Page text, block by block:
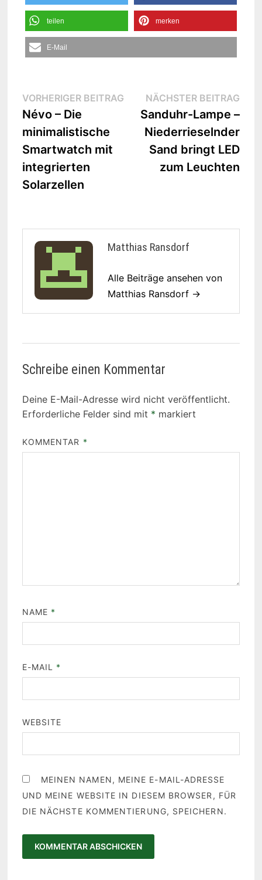
teilen merken
E-Mail
Beitrags-
Navigation
VORHERIGER BEITRAGVorheriger
Beitrag:
Névo – Die
minimalistische
Smartwatch mit
integrierten
Solarzellen
NÄCHSTER BEITRAG
Sanduhr-Lampe –
Niederrieselnder
Sand bringt LED
zum Leuchten
Matthias Ransdorf
Alle Beiträge ansehen von
Matthias Ransdorf →
Schreibe einen Kommentar
Deine E-Mail-Adresse wird nicht veröffentlicht.
Erforderliche Felder sind mit * markiert
KOMMENTAR *
NAME *
E-MAIL *
WEBSITE
MEINEN NAMEN, MEINE E-MAIL-ADRESSE
UND MEINE WEBSITE IN DIESEM BROWSER, FÜR
DIE NÄCHSTE KOMMENTIERUNG, SPEICHERN.